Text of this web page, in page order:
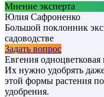
Мнение эксперта
Юлия Сафроненко
Большой поклонник
садоводстве
Задать вопрос
Евгения
Их нужно удобрять
этой формы растения
удобрения.